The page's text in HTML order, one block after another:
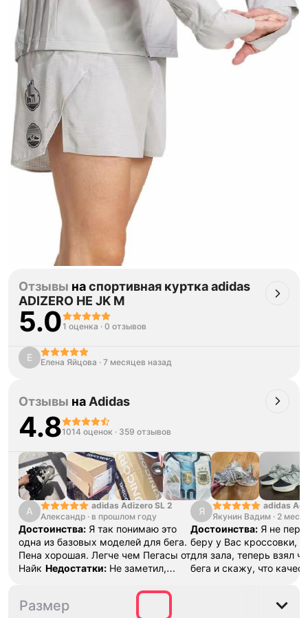
Отзывы наспортивная куртка adidas
ADIZERO HE JK M
5.01 оценка · 0 отзывов
Е Елена Яйцова · 7 месяцев назад
Отзывы на Adidas
4.81014 оценок · 359 отзывов
А
adidas Adizero SL 2
Александр · в прошлом году
Достоинства: Я так понимаю это
одна из базовых моделей для бега.
Пена хорошая. Легче чем Пегасы от
Найк Недостатки: Не заметил,
Тренируюсь две недели, ничего не
натерло
Я
adidas
13
Якунин Вадим · 2
Достоинства: Я не
беру у Вас кроссовки,
для зала, теперь взял
бега и скажу, что
Комментарий:
Размер